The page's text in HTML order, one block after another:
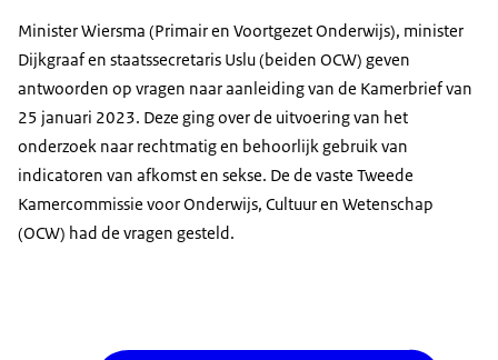
Minister Wiersma (Primair en Voortgezet Onderwijs), minister
Dijkgraaf en staatssecretaris Uslu (beiden OCW) geven
antwoorden op vragen naar aanleiding van de Kamerbrief van
25 januari 2023. Deze ging over de uitvoering van het
onderzoek naar rechtmatig en behoorlijk gebruik van
indicatoren van afkomst en sekse. De de vaste Tweede
Kamercommissie voor Onderwijs, Cultuur en Wetenschap
(OCW) had de vragen gesteld.